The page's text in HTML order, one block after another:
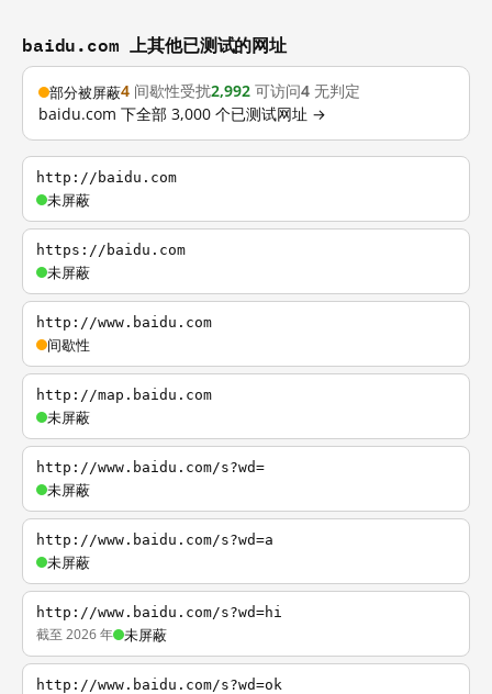
baidu.com 上其他已测试的网址
部分被屏蔽4 间歇性受扰2,992 可访问4 无判定
baidu.com 下全部 3,000 个已测试网址 →
http://baidu.com
未屏蔽
https://baidu.com
未屏蔽
http://www.baidu.com
间歇性
http://map.baidu.com
未屏蔽
http://www.baidu.com/s?wd=
未屏蔽
http://www.baidu.com/s?wd=a
未屏蔽
http://www.baidu.com/s?wd=hi
截至 2026 年 未屏蔽
http://www.baidu.com/s?wd=ok